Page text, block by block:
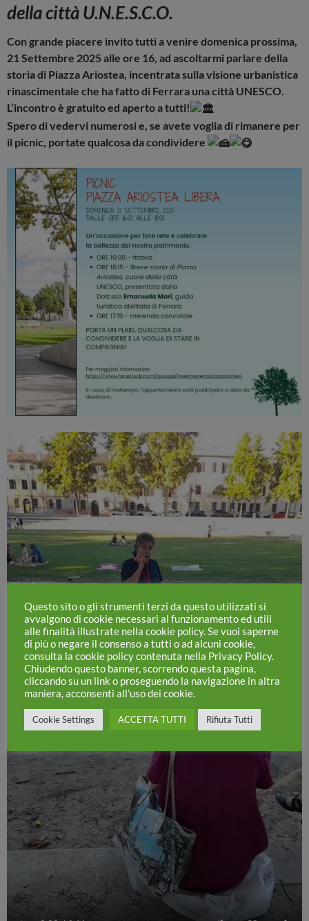
della città U.N.E.S.C.O.
Con grande piacere invito tutti a venire domenica prossima,
21 Settembre 2025 alle ore 16, ad ascoltarmi parlare della
storia di Piazza Ariostea, incentrata sulla visione urbanistica
rinascimentale che ha fatto di Ferrara una città UNESCO.
L’incontro è gratuito ed aperto a tutti!
Spero di vedervi numerosi e, se avete voglia di rimanere per
il picnic, portate qualcosa da condividere
Questo sito o gli strumenti terzi da questo utilizzati si
avvalgono di cookie necessari al funzionamento ed utili
alle finalità illustrate nella cookie policy. Se vuoi saperne
di più o negare il consenso a tutti o ad alcuni cookie,
consulta la cookie policy contenuta nella Privacy Policy.
Chiudendo questo banner, scorrendo questa pagina,
cliccando su un link o proseguendo la navigazione in altra
maniera, acconsenti all’uso dei cookie.
Cookie Settings ACCETTA TUTTI Rifiuta Tutti